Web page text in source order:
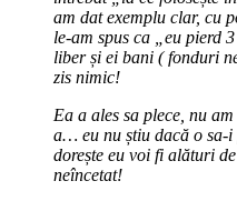
am dat exemplu clar, cu
le-am spus ca „eu pierd
liber și ei bani ( fonduri
zis nimic!
Ea a ales sa plece, nu
a… eu nu știu dacă o sa-i
dorește eu voi fi alături
neîncetat!